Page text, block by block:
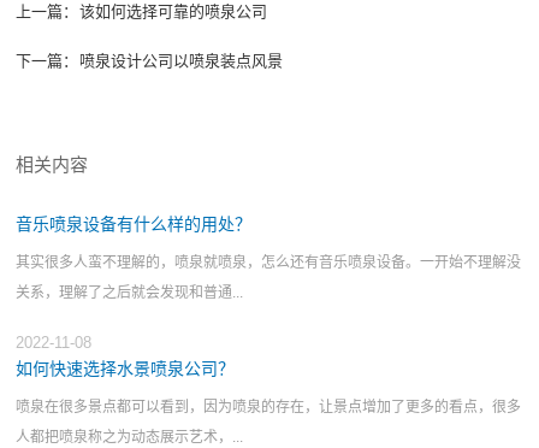
上一篇： 该如何选择可靠的喷泉公司
下一篇： 喷泉设计公司以喷泉装点风景
相关内容
音乐喷泉设备有什么样的用处？
其实很多人蛮不理解的，喷泉就喷泉，怎么还有音乐喷泉设备。一开始不理解没
关系，理解了之后就会发现和普通...
2022-11-08
如何快速选择水景喷泉公司？
喷泉在很多景点都可以看到，因为喷泉的存在，让景点增加了更多的看点，很多
人都把喷泉称之为动态展示艺术，...